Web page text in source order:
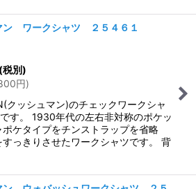
ン ワークシャツ ２５４６１
(税別)
円)
クッシュマン)のチェックワークシャ
す。 1930年代の左右非対称のポケッ
ポケタイプをチンストラップを省略
すっきりさせたワークシャツです。 背